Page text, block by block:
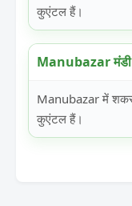
कुएंटल हैं।
Manubazar मंडी
Manubazar में
कुएंटल हैं।